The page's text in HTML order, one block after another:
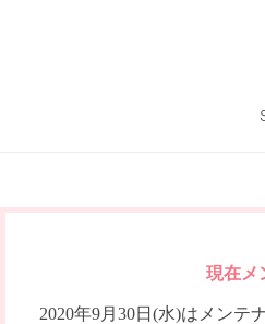
現在メ
2020年9月30日(水)はメンテ